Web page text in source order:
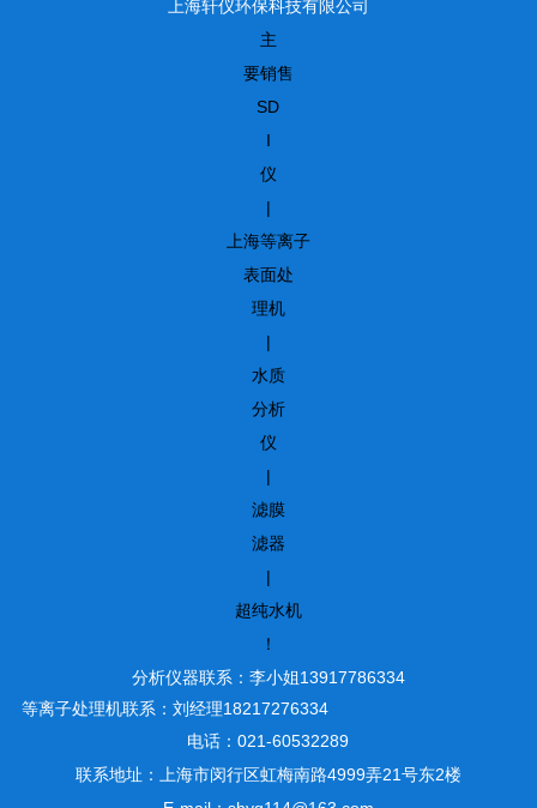
上海轩仪环保科技有限公司
主
要销售
SD
I
仪
|
上海等离子
表面处
理机
|
水质
分析
仪
|
滤膜
滤器
|
超纯水机
！
分析仪器联系：李小姐13917786334
等离子处理机联系：刘经理18217276334
电话：021-60532289
联系地址：上海市闵行区虹梅南路4999弄21号东2楼